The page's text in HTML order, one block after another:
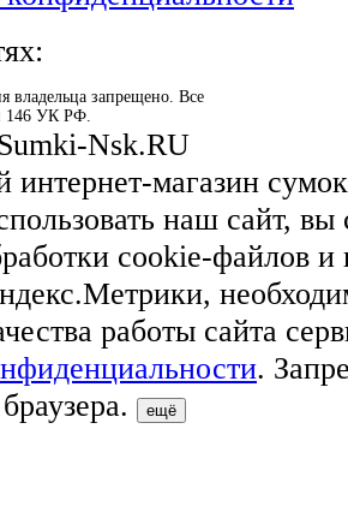
владельца запрещено. Все
146 УК РФ.
Nsk.RU
магазин
наш сайт, вы
cookie-файлов и
работы сайта
.
ещё